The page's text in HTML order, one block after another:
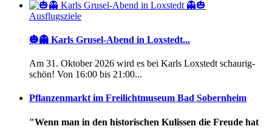
Ausflugsziele
🎃👻 Karls Grusel-Abend in Loxstedt...
Am 31. Oktober 2026 wird es bei Karls Loxstedt schaurig-
schön! Von 16:00 bis 21:00...
Pflanzenmarkt im Freilichtmuseum Bad Sobernheim
"Wenn man in den historischen Kulissen die Freude hat